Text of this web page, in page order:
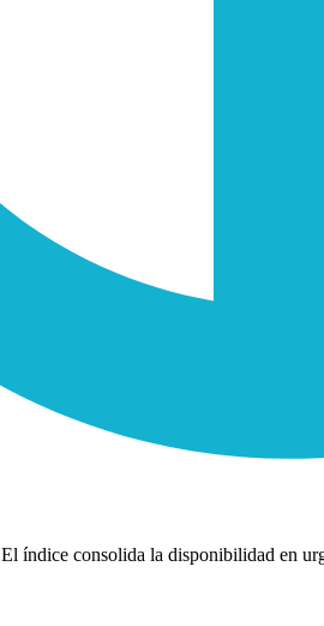
El índice consolida la disponibilidad en